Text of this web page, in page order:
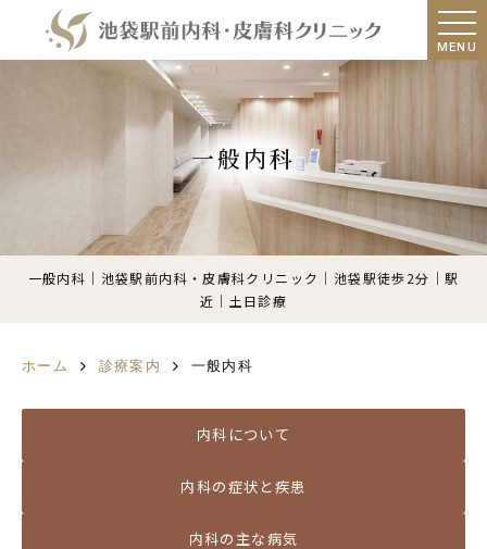
MENU
一般内科
一般内科｜池袋駅前内科・皮膚科クリニック｜池袋駅徒歩2分｜駅
近｜土日診療
ホーム 診療案内 一般内科
内科について
内科の症状と疾患
内科の主な病気